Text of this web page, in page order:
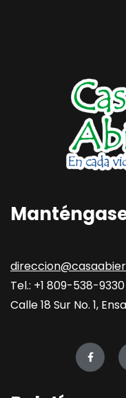
Tel.: +1 809-538-9330
Calle 18 Sur No. 1,